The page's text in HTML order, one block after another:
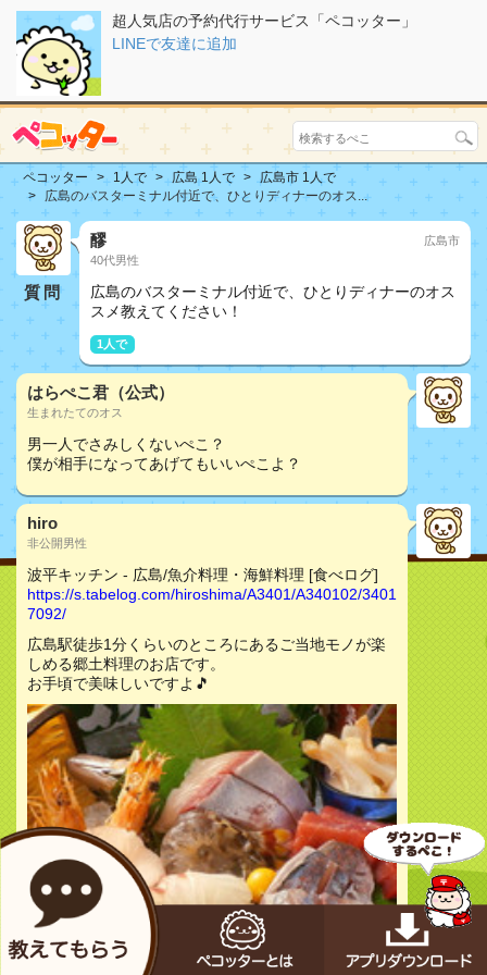
超人気店の予約代行サービス「ペコッター」
LINEで友達に追加
ペコッター 1人で 広島 1人で
広島市 1人で
広島のバスターミナル付近で、ひとりディナーのオス...
質問
醪
40代男性
広島市
広島のバスターミナル付近で、ひとりディナーのオス
スメ教えてください！
1人で
はらぺこ君（公式）
生まれたてのオス
男一人でさみしくないぺこ？
僕が相手になってあげてもいいぺこよ？
hiro
非公開男性
波平キッチン - 広島/魚介料理・海鮮料理 [食べログ]
https://s.tabelog.com/hiroshima/A3401/A340102/3401
7092/
広島駅徒歩1分くらいのところにあるご当地モノが楽
しめる郷土料理のお店です。
お手頃で美味しいですよ🎵